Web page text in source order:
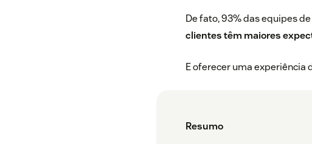
De fato,93% das equipes
clientes têm maiores
E oferecer uma experiência
Resumo